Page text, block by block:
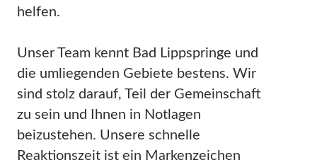
helfen.
Unser Team kennt Bad Lippspringe und
die umliegenden Gebiete bestens. Wir
sind stolz darauf, Teil der Gemeinschaft
zu sein und Ihnen in Notlagen
beizustehen. Unsere schnelle
Reaktionszeit ist ein Markenzeichen